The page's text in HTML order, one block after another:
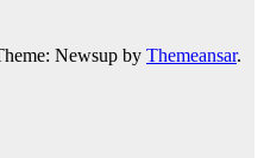
Newsup by Themeansar.